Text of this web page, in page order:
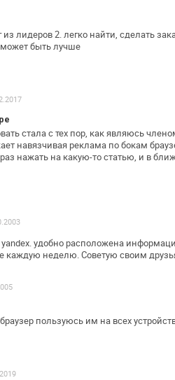
из лидеров2. легко найти, сделать
может быть лучше
стала с тех пор, как являюсь
навязчивая реклама по бокам
нажать на какую-то статью, и в
yandex. удобно расположена
каждую неделю. Советую своим
пользуюсь им на всех